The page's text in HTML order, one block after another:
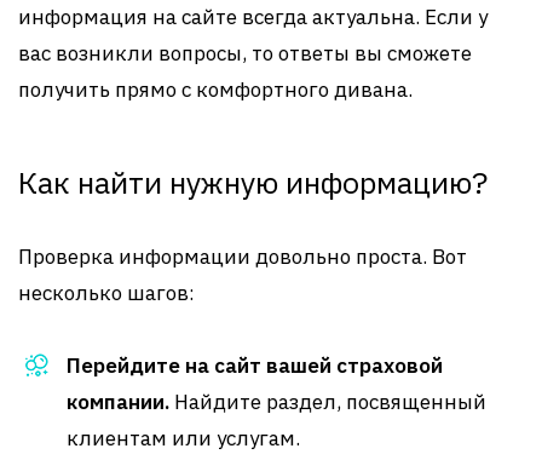
информация на сайте всегда актуальна. Если у
вас возникли вопросы, то ответы вы сможете
получить прямо с комфортного дивана.
Как найти нужную информацию?
Проверка информации довольно проста. Вот
несколько шагов:
Перейдите на сайт вашей страховой
компании. Найдите раздел, посвященный
клиентам или услугам.